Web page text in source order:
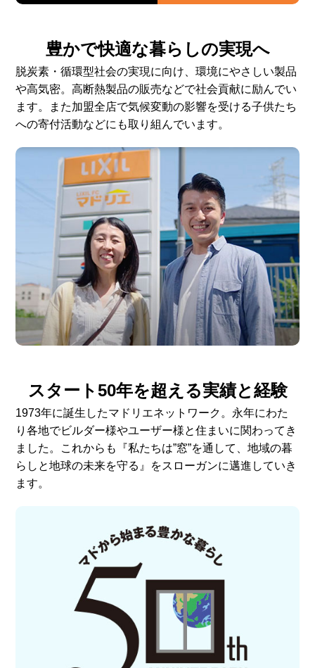
豊かで快適な暮らしの実現へ
脱炭素・循環型社会の実現に向け、環境にやさしい製品
や高気密。高断熱製品の販売などで社会貢献に励んでい
ます。また加盟全店で気候変動の影響を受ける子供たち
への寄付活動などにも取り組んでいます。
スタート50年を超える実績と経験
1973年に誕生したマドリエネットワーク。永年にわた
り各地でビルダー様やユーザー様と住まいに関わってき
ました。これからも『私たちは”窓”を通して、地域の暮
らしと地球の未来を守る』をスローガンに邁進していき
ます。